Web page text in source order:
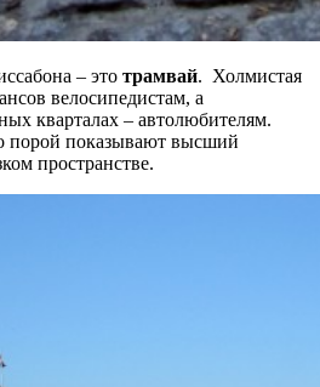
– это трамвай. Холмистая
велосипедистам, а
кварталах – автолюбителям.
порой показывают высший
пространстве.